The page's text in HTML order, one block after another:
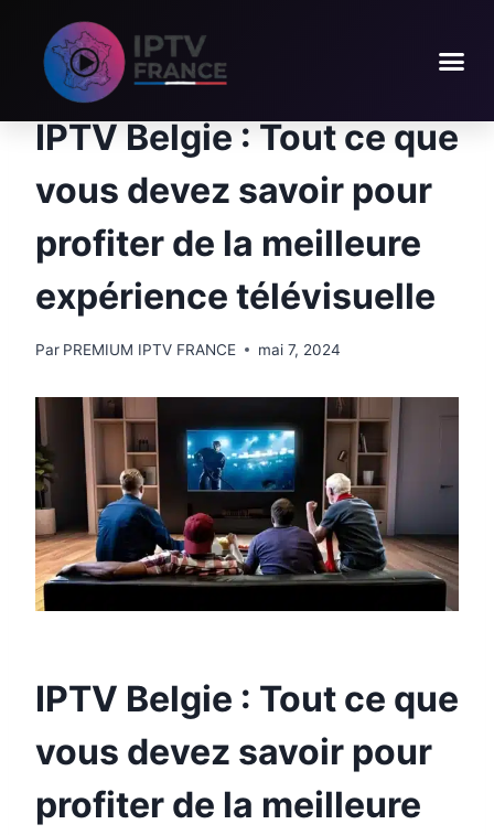
BLOG
IPTV Belgie : Tout ce que
vous devez savoir pour
profiter de la meilleure
expérience télévisuelle
Par PREMIUM IPTV FRANCE mai 7, 2024
IPTV Belgie : Tout ce que
vous devez savoir pour
profiter de la meilleure